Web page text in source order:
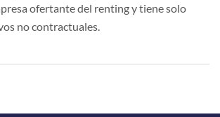
ofertante del renting y tiene solo
no contractuales.